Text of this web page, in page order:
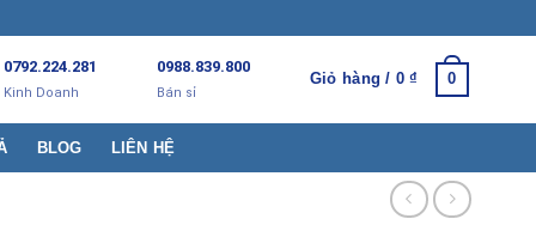
0792.224.281
Kinh Doanh
0988.839.800
Bán sỉ
Giỏ hàng / 0₫ 0
BLOG LIÊN HỆ